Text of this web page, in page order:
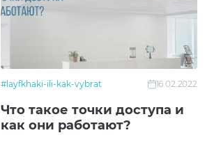
#layfkhaki-ili-kak-vybrat 16.02.2022
Что такое точки доступа и
как они работают?